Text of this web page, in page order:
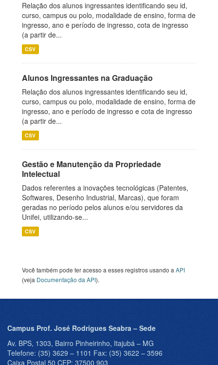
Relação dos alunos ingressantes identificando seu id,
curso, campus ou polo, modalidade de ensino, forma de
ingresso, ano e período de ingresso, cota de ingresso
(a partir de...
CSV
Alunos Ingressantes na Graduação
Relação dos alunos ingressantes identificando seu id,
curso, campus ou polo, modalidade de ensino, forma de
ingresso, ano e período de ingresso e cota de ingresso
(a partir de...
CSV
Gestão e Manutenção da Propriedade
Intelectual
Dados referentes a inovações tecnológicas (Patentes,
Softwares, Desenho Industrial, Marcas), que foram
geradas no período pelos alunos e/ou servidores da
Unifei, utilizando-se...
CSV
Você também pode ter acesso a esses registros usando a API
(veja Documentação da API).
Campus Prof. José Rodrigues Seabra – Sede
Av. BPS, 1303, Bairro Pinheirinho, Itajubá – MG
Telefone: (35) 3629 – 1101 Fax: (35) 3622 – 3596
Caixa Postal 50 CEP: 37500 903